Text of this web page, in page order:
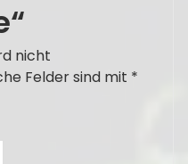
nicht
Felder sind mit *